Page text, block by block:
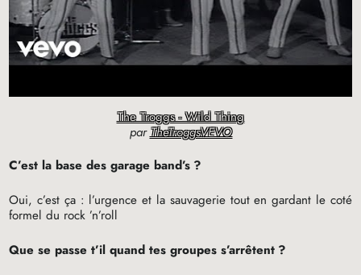
The Troggs - Wild Thing
parTheTroggsVEVO
C’est la base des garage band’s ?
Oui, c’est ça : l’urgence et la sauvagerie tout en gardant le coté
formel du rock ’n’roll
Que se passe t’il quand tes groupes s’arrêtent ?